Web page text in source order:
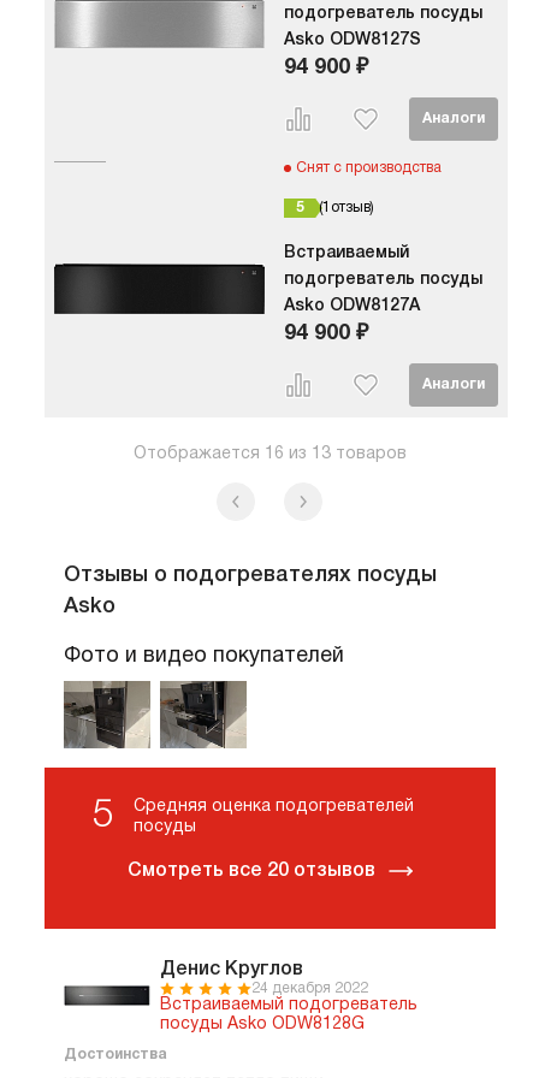
может
подогреватель посуды
Asko ODW8127S
94 900 ₽
Снят с производства
5 1 отзыв
Встраиваемый
подогреватель посуды
Asko ODW8127A
94 900 ₽
Отображается 16 из 13товаров
Отзывы о подогревателях посуды
Asko
Фото и видео покупателей
Денис Круглов
24 декабря 2022
Встраиваемый подогреватель
посуды Asko ODW8128G
Достоинства
5
Средняя оценка подогревателей
посуды
Смотреть все 20 отзывов